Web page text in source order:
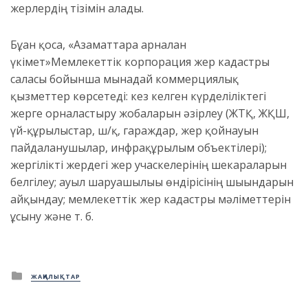
жерлердің тізімін алады.
Бұған қоса, «Азаматтарға арналған
үкімет»Мемлекеттік корпорация жер кадастры
саласы бойынша мынадай коммерциялық
қызметтер көрсетеді: кез келген күрделіліктегі
жерге орналастыру жобаларын әзірлеу (ЖТҚ, ЖҚШ,
үй-құрылыстар, ш/қ, гараждар, жер қойнауын
пайдаланушылар, инфрақұрылым объектілері);
жергілікті жердегі жер учаскелерінің шекараларын
белгілеу; ауыл шаруашылығы өндірісінің шығындарын
айқындау; мемлекеттік жер кадастры мәліметтерін
ұсыну және т. б.
Posted
ЖАҢАЛЫҚТАР